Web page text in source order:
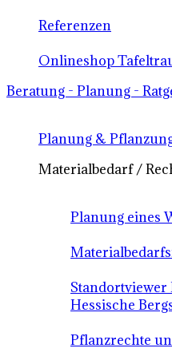
Referenzen
Onlineshop
Beratung - Planung -
Planung &
Materialbedarf /
Planung eines
Standortviewer
Hessische
Pflanzrechte